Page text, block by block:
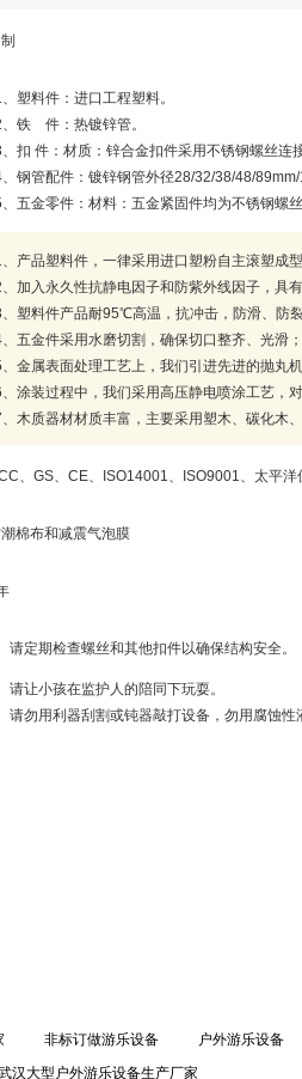
、塑料件：进口工程塑料。
、铁 件：热镀锌管。
、扣 件：材质：锌合金扣件采用不锈钢螺丝连接
、钢管配件：镀锌钢管外径28/32/38/48/
、五金零件：材料：五金紧固件均为不锈钢螺丝
、产品塑料件，一律采用进口塑粉自主滚塑成型
、加入永久性抗静电因子和防紫外线因子，具
、塑料件产品耐95℃高温，抗冲击，防滑、防
、五金件采用水磨切割，确保切口整齐、光滑
、金属表面处理工艺上，我们引进先进的抛丸
、涂装过程中，我们采用高压静电喷涂工艺，
、木质器材材质丰富，主要采用塑木、碳化木
、GS、CE、 ISO14001、 ISO9001、太平洋
棉布和减震气泡膜
请定期检查螺丝和其他扣件以确保结构安全。
请让小孩在监护人的陪同下玩耍。
请勿用利器刮割或钝器敲打设备，勿用腐蚀性
非标订做游乐设备 户外游乐设备
汉大型户外游乐设备生产厂家